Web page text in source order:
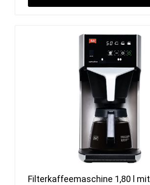
Filterkaffeemaschine 1,80 l mit